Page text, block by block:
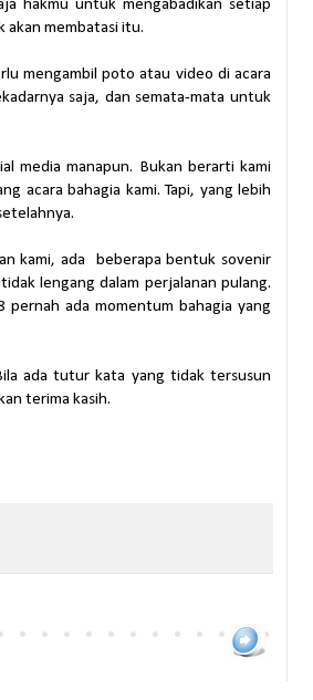
hakmu untuk mengabadikan setiap
akan membatasi itu.
mengambil poto atau video di acara
saja, dan semata-mata untuk
media manapun. Bukan berarti kami
acara bahagia kami. Tapi, yang lebih
kami, ada beberapa bentuk sovenir
lengang dalam perjalanan pulang.
ada momentum bahagia yang
ada tutur kata yang tidak tersusun
terima kasih.